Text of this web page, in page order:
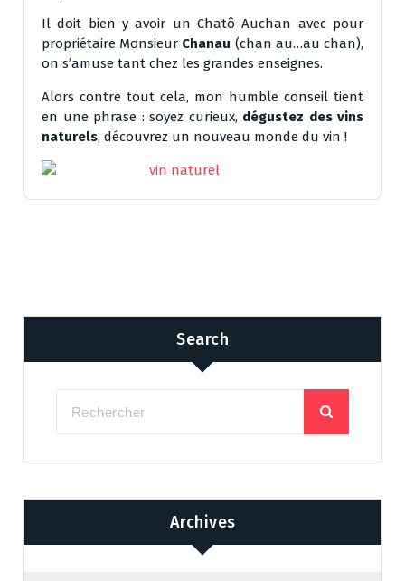
Il doit bien y avoir un Chatô Auchan avec pour
propriétaire Monsieur Chanau (chan au…au chan),
on s’amuse tant chez les grandes enseignes.
Alors contre tout cela, mon humble conseil tient
en une phrase : soyez curieux, dégustez des vins
naturels, découvrez un nouveau monde du vin !
Search
Archives